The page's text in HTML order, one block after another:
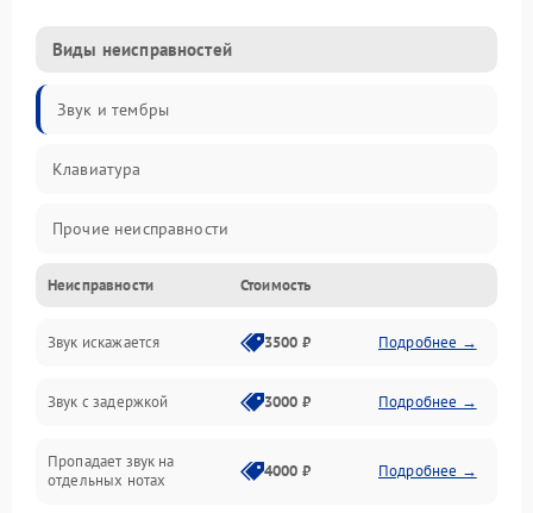
Виды неисправностей
Звук и тембры
Клавиатура
Прочие неисправности
Включение и работа
Управление и электроника
Подключения и интерфейсы
Педали и стойка
Неисправности Стоимость
Звук искажается 3500 ₽ Подробнее →
Звук с задержкой 3000 ₽ Подробнее →
Пропадает звук на
отдельных нотах
4000 ₽ Подробнее →